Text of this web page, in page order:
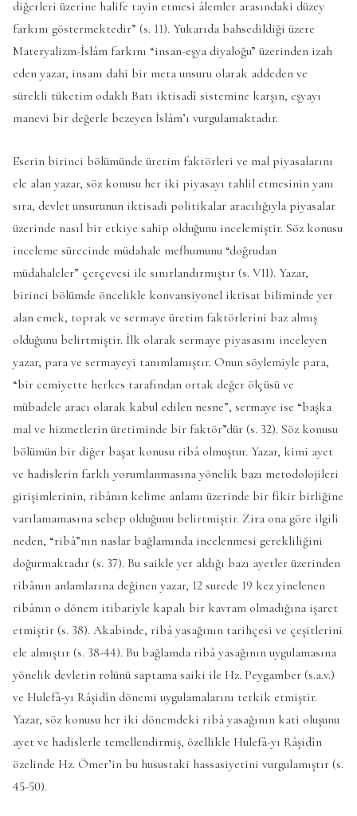
diğerleri üzerine halife tayin etmesi âlemler arasındaki düzey
farkını göstermektedir” (s. 11). Yukarıda bahsedildiği üzere
Materyalizm-İslâm farkını “insan-eşya diyaloğu” üzerinden izah
eden yazar, insanı dahi bir meta unsuru olarak addeden ve
sürekli tüketim odaklı Batı iktisadî sistemine karşın, eşyayı
manevi bir değerle bezeyen İslâm’ı vurgulamaktadır.
Eserin birinci bölümünde üretim faktörleri ve mal piyasalarını
ele alan yazar, söz konusu her iki piyasayı tahlil etmesinin yanı
sıra, devlet unsurunun iktisadi politikalar aracılığıyla piyasalar
üzerinde nasıl bir etkiye sahip olduğunu incelemiştir. Söz konusu
inceleme sürecinde müdahale mefhumunu “doğrudan
müdahaleler” çerçevesi ile sınırlandırmıştır (s. VII). Yazar,
birinci bölümde öncelikle konvansiyonel iktisat biliminde yer
alan emek, toprak ve sermaye üretim faktörlerini baz almış
olduğunu belirtmiştir. İlk olarak sermaye piyasasını inceleyen
yazar, para ve sermayeyi tanımlamıştır. Onun söylemiyle para,
“bir cemiyette herkes tarafından ortak değer ölçüsü ve
mübadele aracı olarak kabul edilen nesne”, sermaye ise “başka
mal ve hizmetlerin üretiminde bir faktör”dür (s. 32). Söz konusu
bölümün bir diğer başat konusu ribâ olmuştur. Yazar, kimi ayet
ve hadislerin farklı yorumlanmasına yönelik bazı metodolojileri
girişimlerinin, ribânın kelime anlamı üzerinde bir fikir birliğine
varılamamasına sebep olduğunu belirtmiştir. Zira ona göre ilgili
neden, “ribâ”nın naslar bağlamında incelenmesi gerekliliğini
doğurmaktadır (s. 37). Bu saikle yer aldığı bazı ayetler üzerinden
ribânın anlamlarına değinen yazar, 12 surede 19 kez yinelenen
ribânın o dönem itibariyle kapalı bir kavram olmadığına işaret
etmiştir (s. 38). Akabinde, ribâ yasağının tarihçesi ve çeşitlerini
ele almıştır (s. 38-44). Bu bağlamda ribâ yasağının uygulamasına
yönelik devletin rolünü saptama saiki ile Hz. Peygamber (s.a.v.)
ve Hulefâ-yı Râşidîn dönemi uygulamalarını tetkik etmiştir.
Yazar, söz konusu her iki dönemdeki ribâ yasağının kati oluşunu
ayet ve hadislerle temellendirmiş, özellikle Hulefâ-yı Râşidîn
özelinde Hz. Ömer’in bu husustaki hassasiyetini vurgulamıştır (s.
45-50).